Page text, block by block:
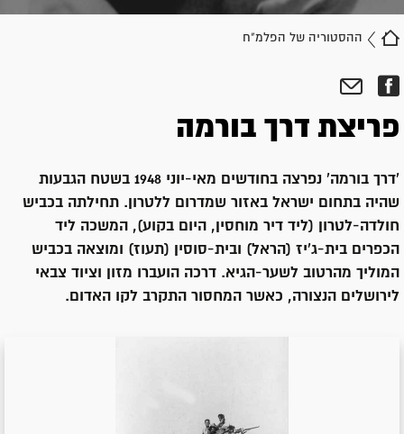
ההסטוריה של הפלמ"ח
פריצת דרך בורמה
'דרך בורמה' נפרצה בחודשים מאי-יוני 1948 בשטח הגבעות
שהיה בתחום ישראל באזור שמדרום ללטרון. תחילתה בכביש
חולדה-לטרון (ליד דיר מוחסין, היום בקוע), המשכה ליד
הכפרים בית-ג'יז (הראל) ובית-סוסין (תעוז) ומוצאה בכביש
המוליך מהרטוב לשער-הגיא. דרכה הועברו מזון וציוד צבאי
לירושלים הנצורה, כאשר המחסור התקרב לקו האדום.